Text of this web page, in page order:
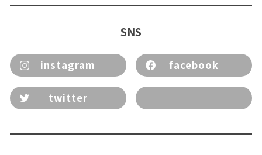
SNS
instagram facebook
twitter